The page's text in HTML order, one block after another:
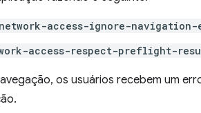
access-ignore-navigation-
access-respect-preflight-
os usuários recebem um